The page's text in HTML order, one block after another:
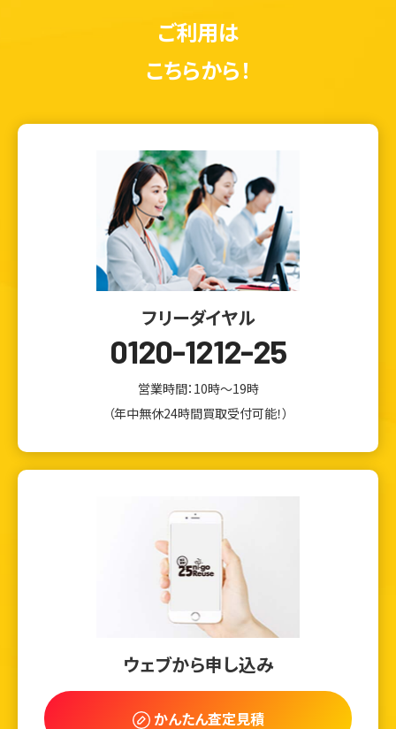
ウェブから1分
かんたん査定見積
フリーダイヤル
0120-1212-25
ご利用は
こちらから！
フリーダイヤル
0120-1212-25
営業時間：10時～19時
（年中無休24時間買取受付可能！）
ウェブから申し込み
かんたん査定見積